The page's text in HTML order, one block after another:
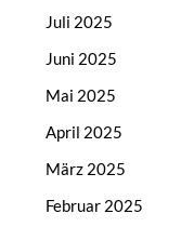
Juli 2025
Juni 2025
Mai 2025
April 2025
März 2025
Februar 2025